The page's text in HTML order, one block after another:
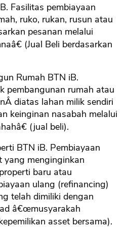
Fasilitas pembiayaan
ruko, rukan, rusun atau
pesanan melalui
(Jual Beli berdasarkan
Rumah BTN iB.
pembangunan rumah atau
diatas lahan milik sendiri
keinginan nasabah melalui
(jual beli).
BTN iB. Pembiayaan
yang menginginkan
baru atau
ulang (refinancing)
telah dimiliki dengan
â€œmusyarakah
asset bersama).